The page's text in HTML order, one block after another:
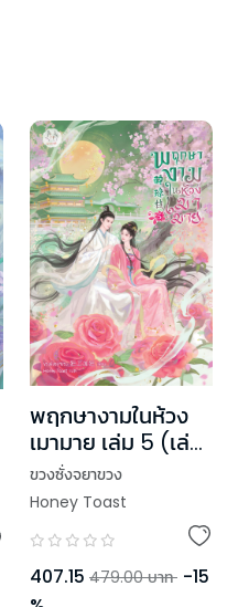
พฤกษางามในห้วง
เมามาย เล่ม 5 (เล่ม
จบ)
ขวงซั่งจยาขวง
Honey Toast
407.15 479.00 บาท -15